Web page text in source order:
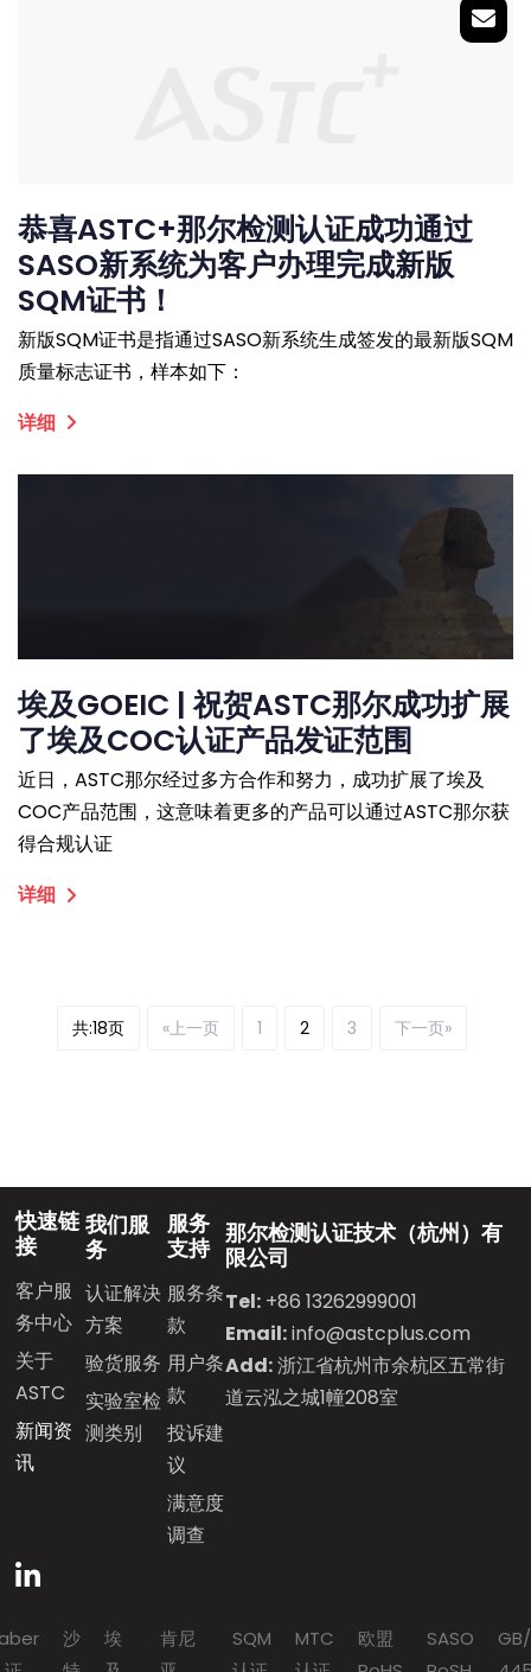
恭喜ASTC+那尔检测认证成功通过
SASO新系统为客户办理完成新版
SQM证书！
新版SQM证书是指通过SASO新系统生成签发的最新版SQM
质量标志证书，样本如下：
详细
埃及GOEIC | 祝贺ASTC那尔成功扩展
了埃及COC认证产品发证范围
近日，ASTC那尔经过多方合作和努力，成功扩展了埃及
COC产品范围，这意味着更多的产品可以通过ASTC那尔获
得合规认证
详细
共:18页 «上一页 1 2 3 下一页»
快速链
接
客户服
务中心
关于
ASTC
新闻资
讯
我们服
务
认证解决
方案
验货服务
实验室检
测类别
服务
支持
服务条
款
用户条
款
投诉建
议
满意度
调查
那尔检测认证技术（杭州）有
限公司
Tel:+86 13262999001
Email:info@astcplus.com
Add:浙江省杭州市余杭区五常街
道云泓之城1幢208室
沙
埃
肯尼
SQM
MTC
欧盟
SASO